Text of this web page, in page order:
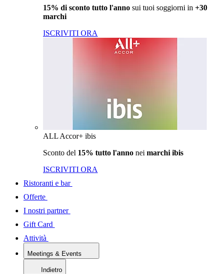
15% di sconto tutto l'anno sui tuoi soggiorni in +30
marchi
ISCRIVITI ORA
ALL Accor+ ibis
Sconto del 15% tutto l'anno nei marchi ibis
ISCRIVITI ORA
Ristoranti e bar
Offerte
I nostri partner
Gift Card
Attività
Meetings & Events
Indietro